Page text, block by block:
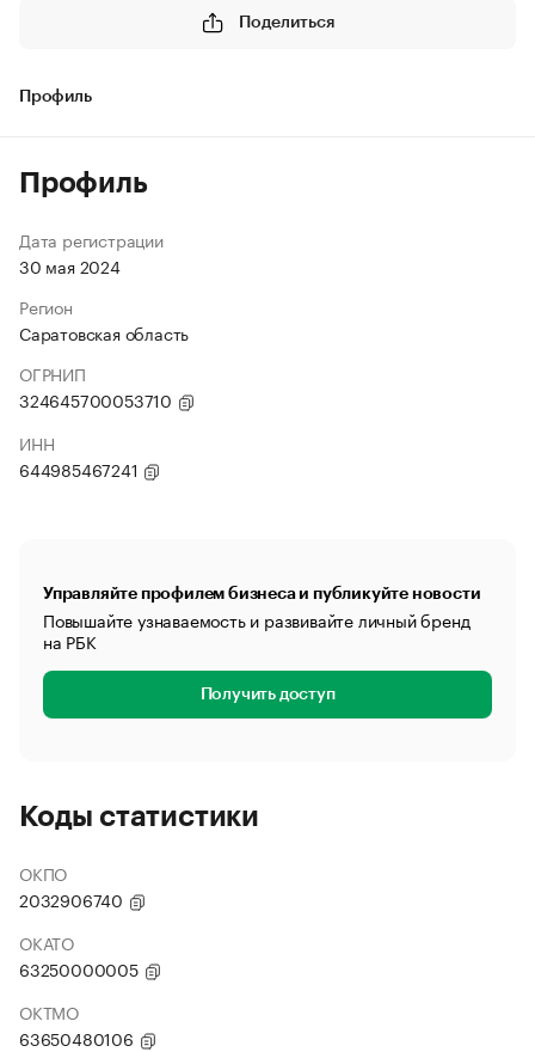
Поделиться
Профиль
Профиль
Дата регистрации
30 мая 2024
Регион
Саратовская область
ОГРНИП
324645700053710
ИНН
644985467241
Управляйте профилем бизнеса и публикуйте новости
Повышайте узнаваемость и развивайте личный бренд
на РБК
Получить доступ
Коды статистики
ОКПО
2032906740
ОКАТО
63250000005
ОКТМО
63650480106